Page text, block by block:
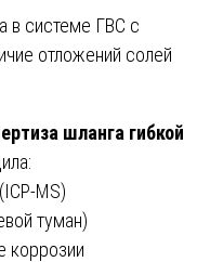
в системе ГВС с
отложений солей
шланга гибкой
MS)
туман)
коррозии